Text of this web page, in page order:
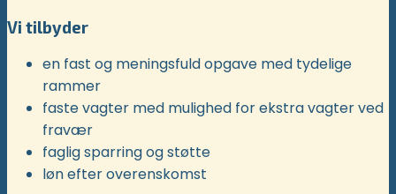
Vi tilbyder
en fast og meningsfuld opgave med tydelige
rammer
faste vagter med mulighed for ekstra vagter ved
fravær
faglig sparring og støtte
løn efter overenskomst